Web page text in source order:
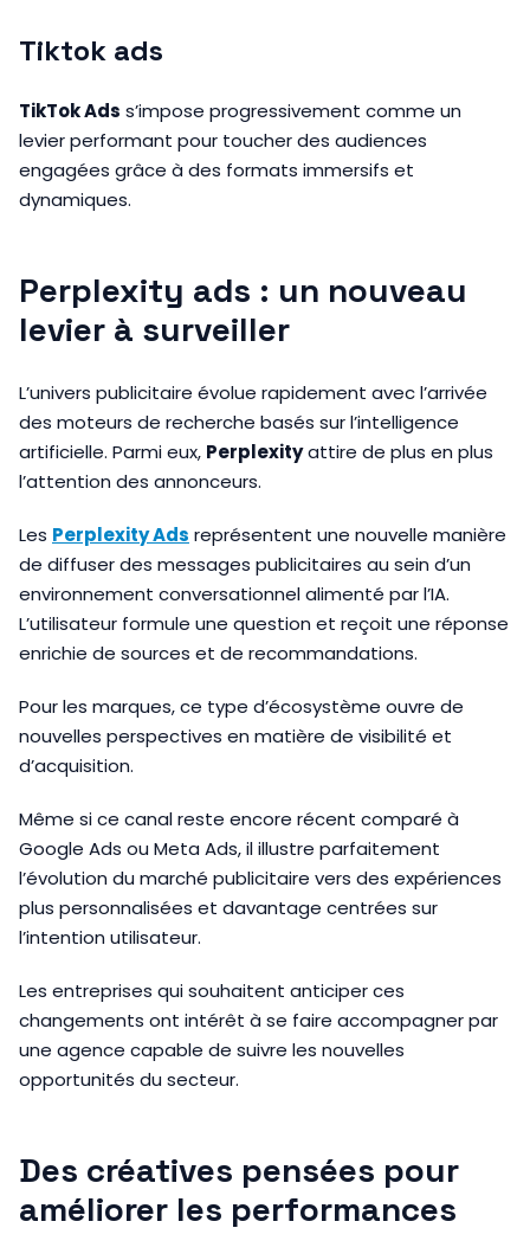
Tiktok ads
TikTok Ads s’impose progressivement comme un
levier performant pour toucher des audiences
engagées grâce à des formats immersifs et
dynamiques.
Perplexity ads : un nouveau
levier à surveiller
L’univers publicitaire évolue rapidement avec l’arrivée
des moteurs de recherche basés sur l’intelligence
artificielle. Parmi eux, Perplexityattire de plus en plus
l’attention des annonceurs.
Les Perplexity Ads représentent une nouvelle manière
de diffuser des messages publicitaires au sein d’un
environnement conversationnel alimenté par l’IA.
L’utilisateur formule une question et reçoit une réponse
enrichie de sources et de recommandations.
Pour les marques, ce type d’écosystème ouvre de
nouvelles perspectives en matière de visibilité et
d’acquisition.
Même si ce canal reste encore récent comparé à
Google Ads ou Meta Ads, il illustre parfaitement
l’évolution du marché publicitaire vers des expériences
plus personnalisées et davantage centrées sur
l’intention utilisateur.
Les entreprises qui souhaitent anticiper ces
changements ont intérêt à se faire accompagner par
une agence capable de suivre les nouvelles
opportunités du secteur.
Des créatives pensées pour
améliorer les performances